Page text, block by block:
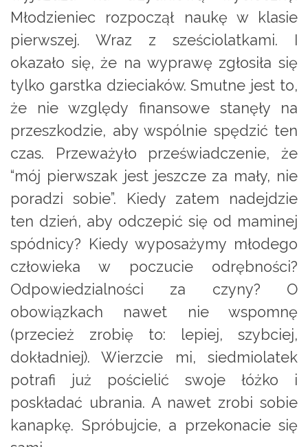
Młodzieniec rozpoczął naukę w klasie
pierwszej. Wraz z sześciolatkami. I
okazało się, że na wyprawę zgłosiła się
tylko garstka dzieciaków. Smutne jest to,
że nie względy finansowe stanęły na
przeszkodzie, aby wspólnie spędzić ten
czas. Przeważyło przeświadczenie, że
“mój pierwszak jest jeszcze za mały, nie
poradzi sobie”. Kiedy zatem nadejdzie
ten dzień, aby odczepić się od maminej
spódnicy? Kiedy wyposażymy młodego
człowieka w poczucie odrębności?
Odpowiedzialności za czyny? O
obowiązkach nawet nie wspomnę
(przecież zrobię to: lepiej, szybciej,
dokładniej). Wierzcie mi, siedmiolatek
potrafi już pościelić swoje łóżko i
poskładać ubrania. A nawet zrobi sobie
kanapkę. Spróbujcie, a przekonacie się